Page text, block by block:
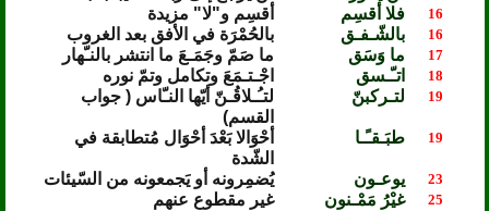
16 فلا أقسِم أقسِم و"لا" مزيدة
16 بالشّـفـق بالحُمْرَة في الأفق بعد الغروب
17 ما وَسَق ما صَمّ وجَمَـعَ ما انتشر بالنـّهار
18 اتـّـسق اجْـتـمَعَ وتكامل وتمّ نوره
19 لتـركبنّ
لتـُـلاقُـنّ أيّها النـّاس ( جواب
القسم)
19 طبَـقـًـا
أحْوَالا بَعْدَ أحْوَال مُتطابقة في
الشّدة
23 يوعـون يُضمِرونه أو يَجمعونه من السّيئات
25 غيْرُ مَمْـنون غير مقطوع عنهم